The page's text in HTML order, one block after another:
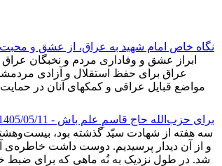
نگاه خاص امام شهید به عراق، از عشق و
ابراز عشق و وفاداری مردم و نخبگان
عراق برای حفظ استقلال و آزادی
مواضع قبایل عراقی و کمکهای آنان در
برای حزب‌الله حاج قاسمِ علم باش - 1405/05/11
و از آن دیدار پرسیدیم. دوست داشت
شد. در طول نزدیک به نُه ماهی که برای ضبط